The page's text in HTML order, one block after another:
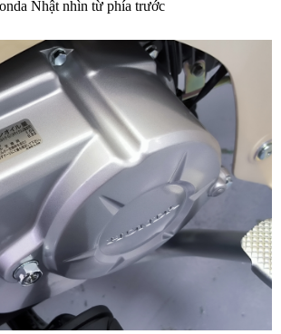
Nhật nhìn từ phía trước